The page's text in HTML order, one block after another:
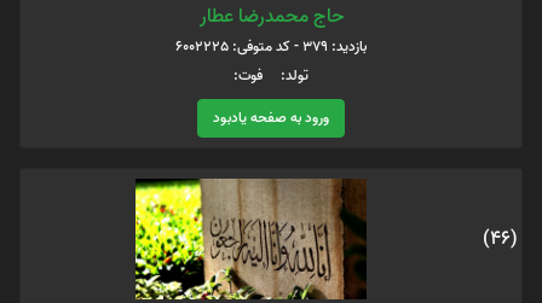
حاج محمدرضا عطار
بازدید: 379 - کد متوفی: 6002225
تولد: فوت:
ورود به صفحه یادبود
(46)